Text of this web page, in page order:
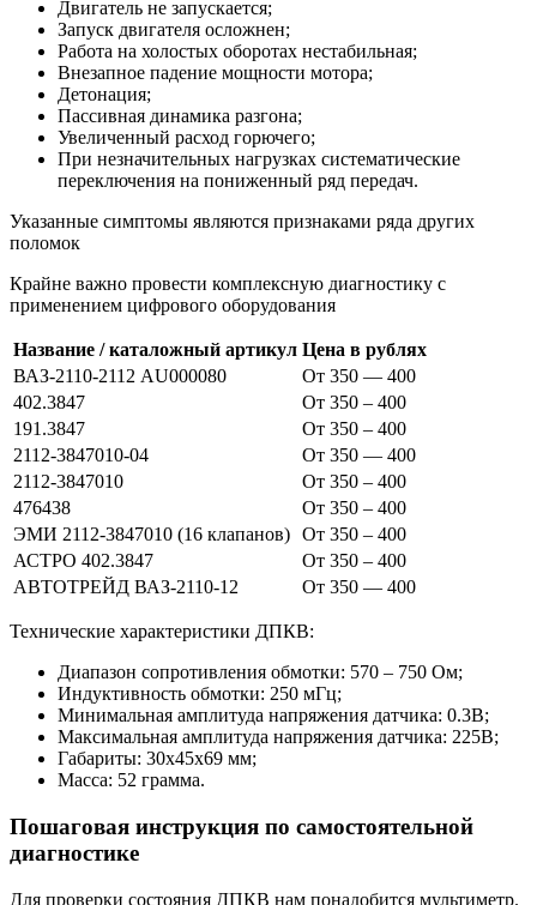
Двигатель не запускается;
Запуск двигателя осложнен;
Работа на холостых оборотах нестабильная;
Внезапное падение мощности мотора;
Детонация;
Пассивная динамика разгона;
Увеличенный расход горючего;
При незначительных нагрузках систематические
переключения на пониженный ряд передач.
Указанные симптомы являются признаками ряда других
поломок
Крайне важно провести комплексную диагностику с
применением цифрового оборудования
Название / каталожный артикул Цена в рублях
ВАЗ-2110-2112 AU000080
От 350 — 400
402.3847
От 350 – 400
191.3847
От 350 – 400
2112-3847010-04
От 350 — 400
2112-3847010
От 350 – 400
476438
От 350 – 400
ЭМИ 2112-3847010 (16 клапанов) От 350 – 400
АСТРО 402.3847
От 350 – 400
АВТОТРЕЙД ВАЗ-2110-12
От 350 — 400
Технические характеристики ДПКВ:
Диапазон сопротивления обмотки: 570 – 750 Ом;
Индуктивность обмотки: 250 мГц;
Минимальная амплитуда напряжения датчика: 0.3В;
Максимальная амплитуда напряжения датчика: 225В;
Габариты: 30x45x69 мм;
Масса: 52 грамма.
Пошаговая инструкция по самостоятельной
диагностике
Для проверки состояния ДПКВ нам понадобится мультиметр.